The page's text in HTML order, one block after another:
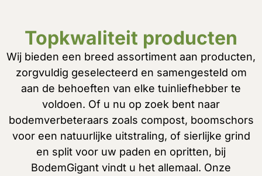
Topkwaliteit producten
Wij bieden een breed assortiment aan producten,
zorgvuldig geselecteerd en samengesteld om
aan de behoeften van elke tuinliefhebber te
voldoen. Of u nu op zoek bent naar
bodemverbeteraars zoals compost, boomschors
voor een natuurlijke uitstraling, of sierlijke grind
en split voor uw paden en opritten, bij
BodemGigant vindt u het allemaal. Onze